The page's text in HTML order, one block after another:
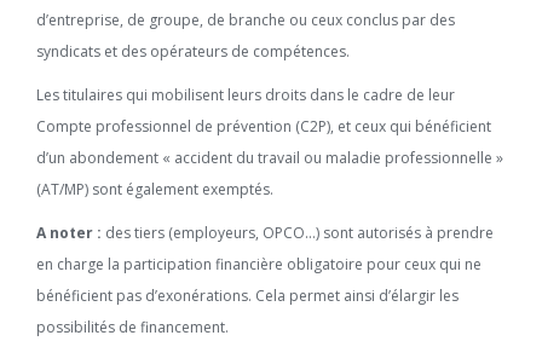
d’entreprise, de groupe, de branche ou ceux conclus par des
syndicats et des opérateurs de compétences.
Les titulaires qui mobilisent leurs droits dans le cadre de leur
Compte professionnel de prévention (C2P), et ceux qui bénéficient
d’un abondement « accident du travail ou maladie professionnelle »
(AT/MP) sont également exemptés.
A noter : des tiers (employeurs, OPCO…) sont autorisés à prendre
en charge la participation financière obligatoire pour ceux qui ne
bénéficient pas d’exonérations. Cela permet ainsi d’élargir les
possibilités de financement.